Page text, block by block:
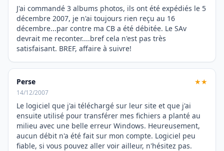
J'ai commandé 3 albums photos, ils ont été expédiés le 5
décembre 2007, je n'ai toujours rien reçu au 16
décembre...par contre ma CB a été débitée. Le SAv
devrait me reconter....bref cela n'est pas très
satisfaisant. BREF, affaire à suivre!
Perse ★★
14/12/2007
Le logiciel que j'ai téléchargé sur leur site et que j'ai
ensuite utilisé pour transférer mes fichiers a planté au
milieu avec une belle erreur Windows. Heureusement,
aucun débit n'a été fait sur mon compte. Logiciel peu
fiable, si vous pouvez aller voir ailleur, n'hésitez pas.